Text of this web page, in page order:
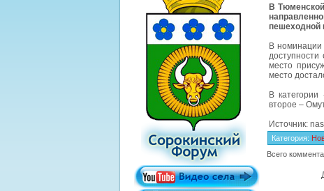
В
пешеходной
В
место
место
В
второе –
Источник:
Категория:
Всего